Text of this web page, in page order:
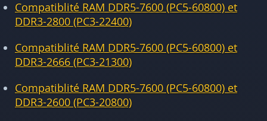
Compatiblité RAM DDR5-7600 (PC5-60800) et
DDR3-2800 (PC3-22400)
Compatiblité RAM DDR5-7600 (PC5-60800) et
DDR3-2666 (PC3-21300)
Compatiblité RAM DDR5-7600 (PC5-60800) et
DDR3-2600 (PC3-20800)